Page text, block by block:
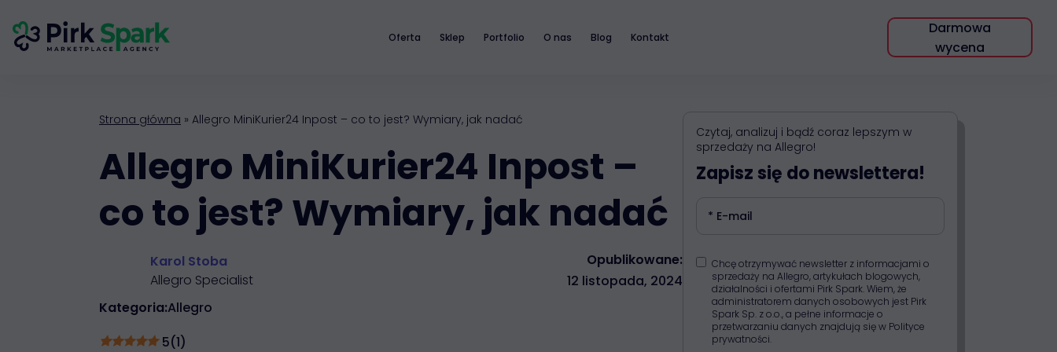
Oferta Sklep Portfolio O nas Blog Kontakt
Darmowa
wycena
Strona główna » Allegro MiniKurier24 Inpost – co to jest? Wymiary, jak nadać
Allegro MiniKurier24 Inpost –
co to jest? Wymiary, jak nadać
Karol Stoba
Allegro Specialist
Opublikowane:
12 listopada, 2024
Kategoria:Allegro
5(1)
Czytaj, analizuj i bądź coraz lepszym w
sprzedaży na Allegro!
Zapisz się do newslettera!
Chcę otrzymywać newsletter z informacjami o
sprzedaży na Allegro, artykułach blogowych,
działalności i ofertami Pirk Spark. Wiem, że
administratorem danych osobowych jest Pirk
Spark Sp. z o.o., a pełne informacje o
przetwarzaniu danych znajdują się w Polityce
prywatności.